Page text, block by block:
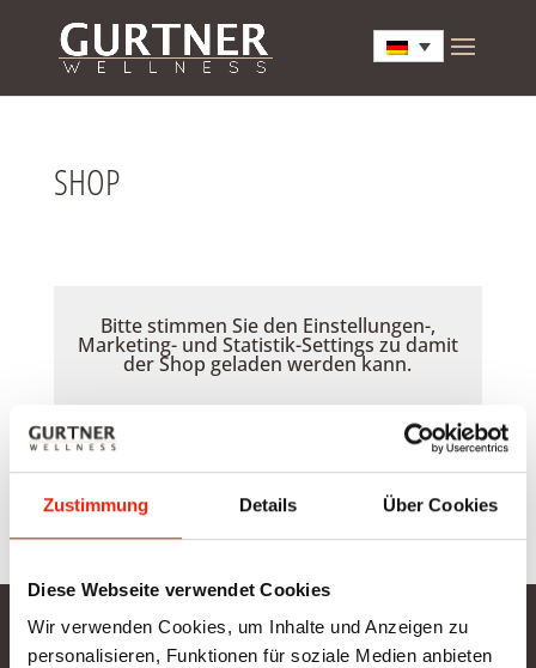
Zustimmung Details Über Cookies
Diese Webseite verwendet Cookies
Wir verwenden Cookies, um Inhalte und Anzeigen zu
personalisieren, Funktionen für soziale Medien anbieten
SHOP
Bitte stimmen Sie den Einstellungen-,
Marketing- und Statistik-Settings zu damit
der Shop geladen werden kann.
Gurtner Wellness GmbH